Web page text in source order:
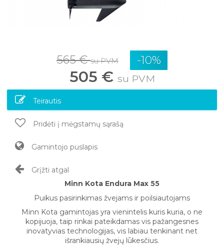
565 €su PVM -10%
505 € su PVM
Teirautis
Pridėti į mėgstamų sąrašą
Gamintojo puslapis
Grįžti atgal
Minn Kota Endura Max 55
Puikus pasirinkimas žvejams ir poilsiautojams
Minn Kota gamintojas yra vienintelis kuris kuria, o ne
kopijuoja, taip rinkai pateikdamas vis pažangesnes
inovatyvias technologijas, vis labiau tenkinant net
išrankiausių žvejų lūkesčius.